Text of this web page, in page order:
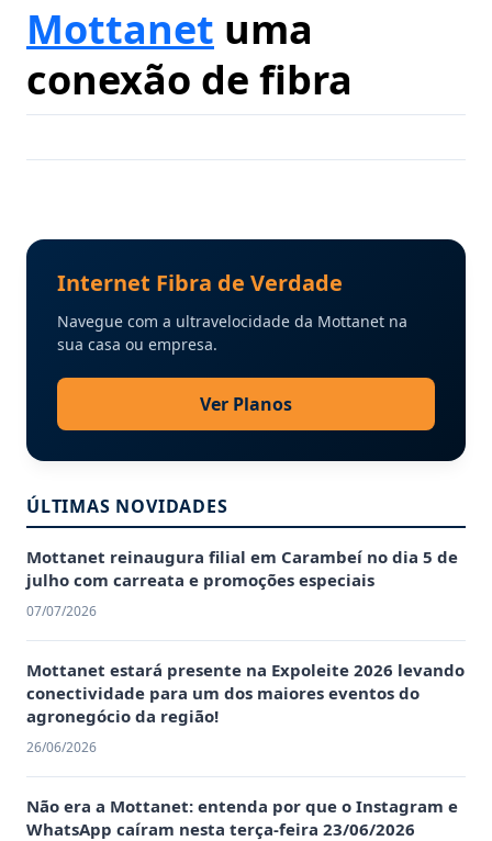
Mottanet uma
conexão de fibra
Internet Fibra de Verdade
Navegue com a ultravelocidade da Mottanet na
sua casa ou empresa.
Ver Planos
ÚLTIMAS NOVIDADES
Mottanet reinaugura filial em Carambeí no dia 5 de
julho com carreata e promoções especiais
07/07/2026
Mottanet estará presente na Expoleite 2026 levando
conectividade para um dos maiores eventos do
agronegócio da região!
26/06/2026
Não era a Mottanet: entenda por que o Instagram e
WhatsApp caíram nesta terça-feira 23/06/2026